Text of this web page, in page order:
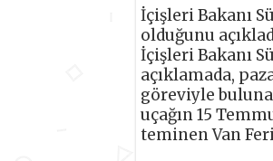
İçişleri Bakanı
olduğunu
İçişleri Bakanı
açıklamada,
göreviyle
uçağın 15
teminen Van